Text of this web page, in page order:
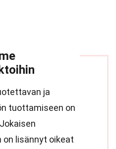
ja
tuottamiseen on
lisännyt oikeat